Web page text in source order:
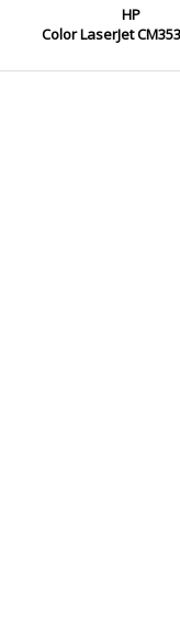
HP
Color LaserJet